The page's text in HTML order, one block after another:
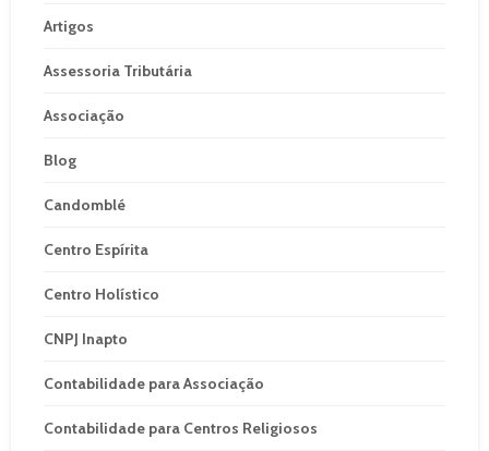
Artigos
Assessoria Tributária
Associação
Blog
Candomblé
Centro Espírita
Centro Holístico
CNPJ Inapto
Contabilidade para Associação
Contabilidade para Centros Religiosos